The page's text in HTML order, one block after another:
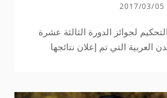
2017/03/05
لجوائز الدورة الثالثة عشرة
العربية التي تم إعلان نتائجها